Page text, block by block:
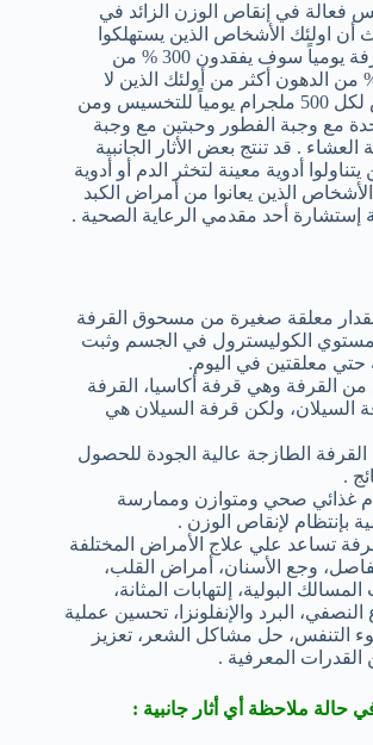
فعالة في إنقاص الوزن الزائد في
أن اولئك الأشخاص الذين يستهلكوا
2000 ملجرام من القرفة يومياً سوف يفقدون 300 % من
الصافي و500 % من الدهون أكثر من أولئك الذين لا
يتناولوه. أخذ 4 أقراص لكل 500 ملجرام يومياً للتخسيس ومن
مع وجبة الفطور وحبتين مع وجبة
. قد تنتج بعض الأثار الجانبية
أدوية معينة لتخثر الدم أو أدوية
الذين يعانوا من أمراض الكبد
إستشارة أحد مقدمي الرعاية الصحية .
معلقة صغيرة من مسحوق القرفة
مستوي الكوليسترول في الجسم وثبت
حتي معلقتين في اليوم.
من القرفة وهي قرفة أكاسيا، القرفة
السيلان، ولكن قرفة السيلان هي
الطازجة عالية الجودة للحصول
.
غذائي صحي ومتوازن وممارسة
بإنتظام لإنقاص الوزن .
تساعد علي علاج الأمراض المختلفة
وجع الأسنان، أمراض القلب،
المسالك البولية، إلتهابات المثانة،
النصفي، البرد والإنفلونزا، تحسين عملية
التنفس، حل مشاكل الشعر، تعزيز
القدرات المعرفية .
حالة ملاحظة أي أثار جانبية :